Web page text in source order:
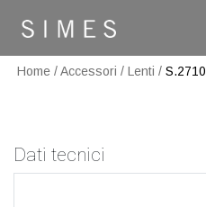
Home /Accessori / Lenti / S.2710
Dati tecnici